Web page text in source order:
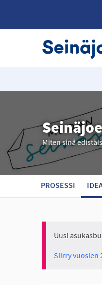
Miten sinä
PROSESSI
Uusi
Siirry vuosien